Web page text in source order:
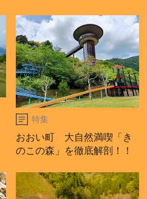
特集
おおい町 大自然満喫「き
のこの森」を徹底解剖！！